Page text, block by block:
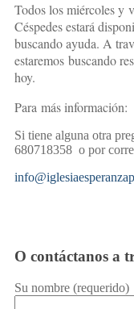
Todos los miércoles y
Céspedes estará
buscando ayuda. A
estaremos buscando
hoy.
Para más información:
Si tiene alguna otra
680718358 o por
info@
O contáctanos a
Su nombre (requerido)